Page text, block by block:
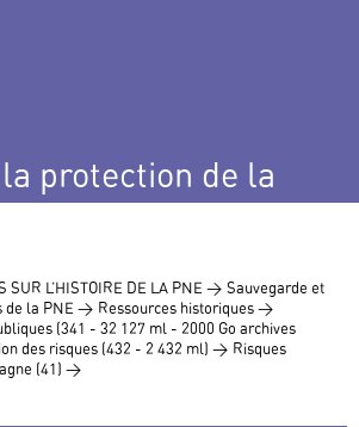
protection de la
SUR L’HISTOIRE DE LA PNE > Sauvegarde et
de la PNE > Ressources historiques >
(341 - 32 127 ml - 2000 Go archives
des risques (432 - 2 432 ml) > Risques
(41) >